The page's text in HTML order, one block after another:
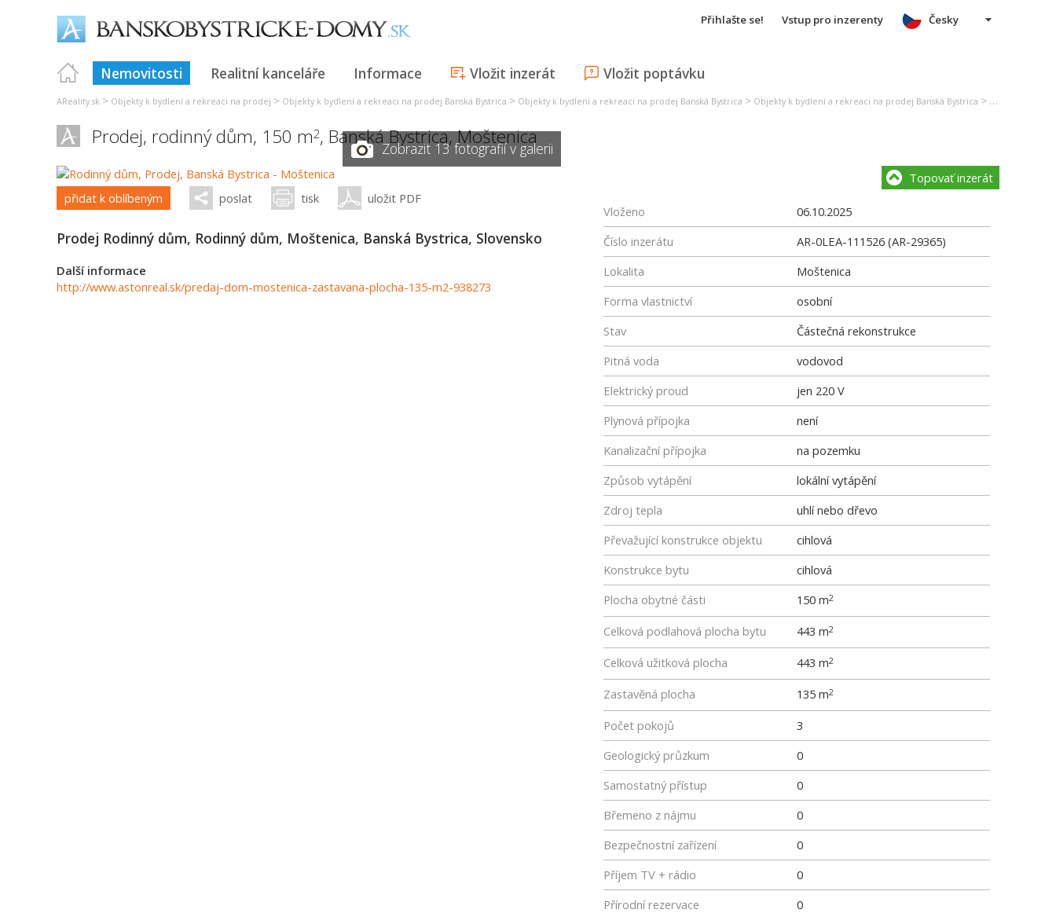
Přihlašte se! Vstup pro inzerenty
Nemovitosti Realitní kanceláře Informace Vložit inzerát Vložit poptávku
Česky
AReality.sk > Objekty k bydlení a rekreaci na prodej > Objekty k bydlení a rekreaci na prodej Banská Bystrica > Objekty k bydlení a rekreaci na prodej Banská Bystrica > Objekty k bydlení a rekreaci na prodej Banská Bystrica > Rodinný dům
Prodej, rodinný dům, 150 m2, Banská Bystrica,Moštenica
Zobrazit 13 fotografií v galerii
přidat k oblíbeným poslat tisk uložit PDF
Prodej Rodinný dům, Rodinný dům, Moštenica, Banská Bystrica, Slovensko
Další informace
http://www.astonreal.sk/predaj-dom-mostenica-zastavana-plocha-135-m2-938273
Topovať inzerát
Vloženo
06.10.2025
Číslo inzerátu
AR-0LEA-111526 (AR-29365)
Lokalita
Moštenica
Forma vlastnictví
osobní
Stav
Částečná rekonstrukce
Pitná voda
vodovod
Elektrický proud
jen 220 V
Plynová přípojka
není
Kanalizační přípojka
na pozemku
Způsob vytápění
lokální vytápění
Zdroj tepla
uhlí nebo dřevo
Převažující konstrukce objektu
cihlová
Konstrukce bytu
cihlová
Plocha obytné části
150 m2
Celková podlahová plocha bytu 443 m2
Celková užitková plocha 443 m2
Zastavěná plocha 135 m2
Počet pokojů
3
Geologický průzkum
0
Samostatný přístup
0
Břemeno z nájmu
0
Bezpečnostní zařízení
0
Příjem TV + rádio
0
Přírodní rezervace
0